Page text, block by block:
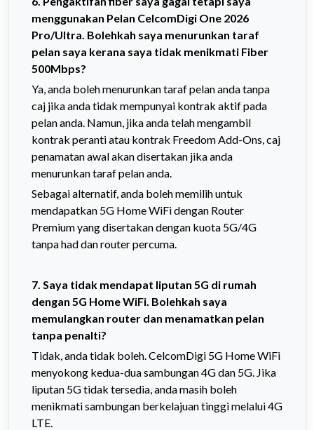
menggunakan Pelan CelcomDigi One 2026
Pro/Ultra. Bolehkah saya menurunkan taraf
pelan saya kerana saya tidak menikmati Fiber
500Mbps?
Ya, anda boleh menurunkan taraf pelan anda tanpa
caj jika anda tidak mempunyai kontrak aktif pada
pelan anda. Namun, jika anda telah mengambil
kontrak peranti atau kontrak Freedom Add-Ons, caj
penamatan awal akan disertakan jika anda
menurunkan taraf pelan anda.
Sebagai alternatif, anda boleh memilih untuk
mendapatkan 5G Home WiFi dengan Router
Premium yang disertakan dengan kuota 5G/4G
tanpa had dan router percuma.
7. Saya tidak mendapat liputan 5G di rumah
dengan 5G Home WiFi. Bolehkah saya
memulangkan router dan menamatkan pelan
tanpa penalti?
Tidak, anda tidak boleh. CelcomDigi 5G Home WiFi
menyokong kedua-dua sambungan 4G dan 5G. Jika
liputan 5G tidak tersedia, anda masih boleh
menikmati sambungan berkelajuan tinggi melalui 4G
LTE.